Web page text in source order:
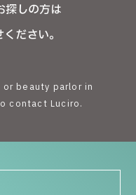
探しの方は
ださい。
beauty parlor in
contact Luciro.